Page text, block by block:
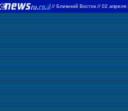
//Ближний Восток// 02 апреля